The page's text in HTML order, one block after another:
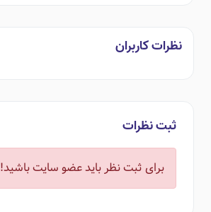
نظرات کاربران
ثبت نظرات
برای ثبت نظر باید عضو سایت باشید!